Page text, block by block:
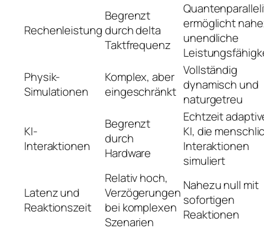
Rechenleistung
Begrenzt
durch delta
Taktfrequenz
ermöglicht
unendliche
Physik-
Simulationen
Komplex, aber
eingeschränkt
Vollständig
dynamisch und
naturgetreu
KI-
Interaktionen
Begrenzt
durch
Hardware
Echtzeit
KI, die
Interaktionen
simuliert
Latenz und
Reaktionszeit
Relativ hoch,
Verzögerungen
bei komplexen
Szenarien
Nahezu null mit
sofortigen
Reaktionen